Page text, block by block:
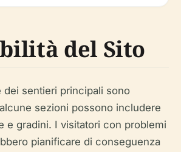
del Sito
dei sentieri principali sono
sezioni possono includere
e gradini. I visitatori con problemi
pianificare di conseguenza